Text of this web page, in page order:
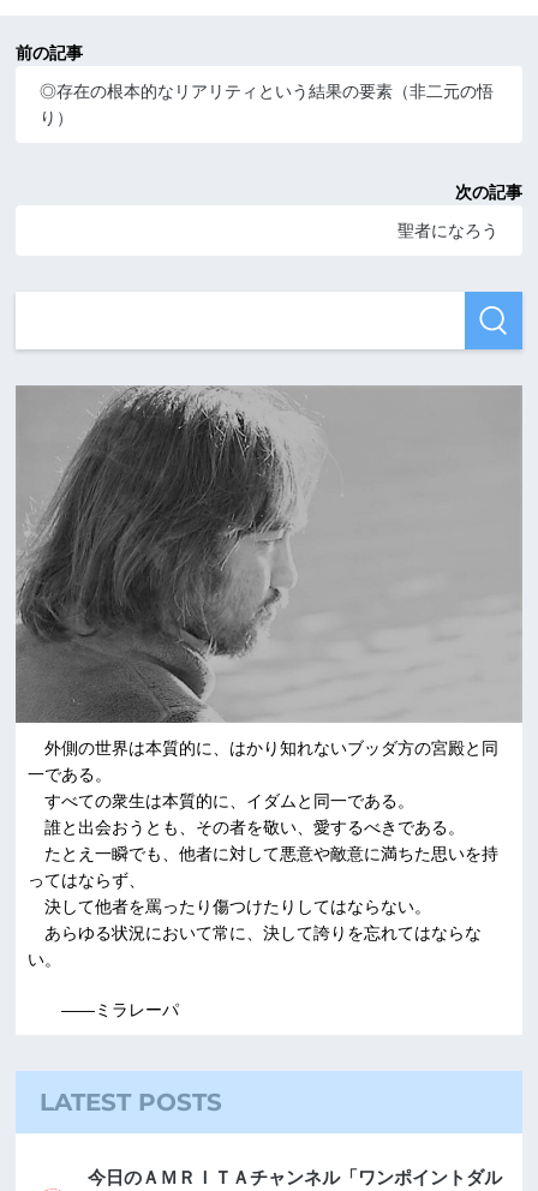
前の記事
◎存在の根本的なリアリティという結果の要素（非二元の悟
り）
次の記事
聖者になろう
外側の世界は本質的に、はかり知れないブッダ方の宮殿と同
一である。
すべての衆生は本質的に、イダムと同一である。
誰と出会おうとも、その者を敬い、愛するべきである。
たとえ一瞬でも、他者に対して悪意や敵意に満ちた思いを持
ってはならず、
決して他者を罵ったり傷つけたりしてはならない。
あらゆる状況において常に、決して誇りを忘れてはならな
い。
――ミラレーパ
LATEST POSTS
今日のＡＭＲＩＴＡチャンネル「ワンポイントダル